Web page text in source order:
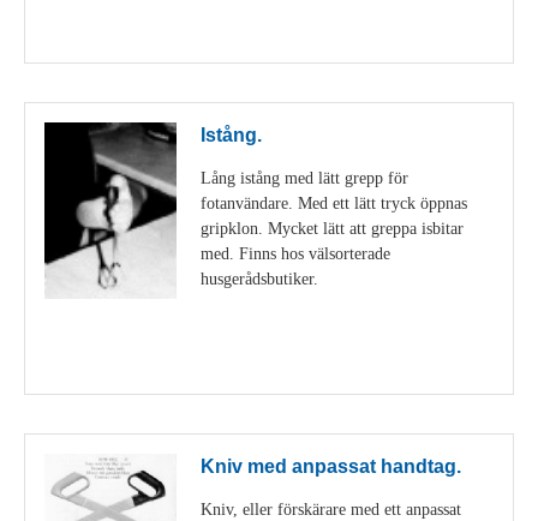
Istång.
Lång istång med lätt grepp för
fotanvändare. Med ett lätt tryck öppnas
gripklon. Mycket lätt att greppa isbitar
med. Finns hos välsorterade
husgerådsbutiker.
Kniv med anpassat handtag.
Kniv, eller förskärare med ett anpassat